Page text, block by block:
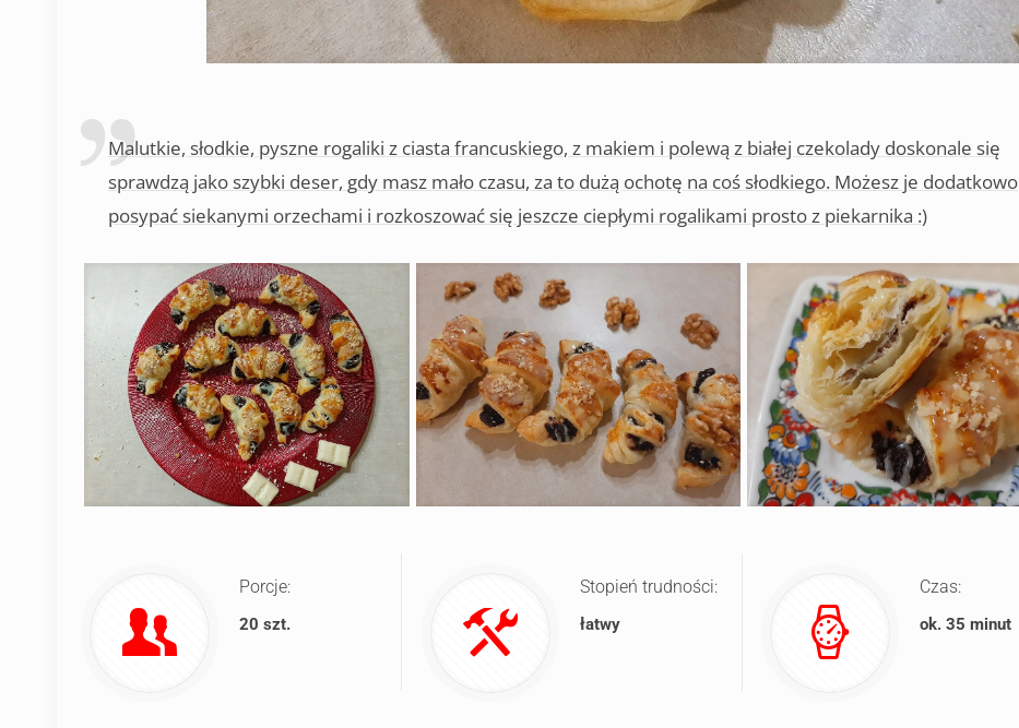
Malutkie, słodkie, pyszne rogaliki z ciasta francuskiego, z makiem i polewą z białej czekolady doskonale się
sprawdzą jako szybki deser, gdy masz mało czasu, za to dużą ochotę na coś słodkiego. Możesz je dodatkowo
posypać siekanymi orzechami i rozkoszować się jeszcze ciepłymi rogalikami prosto z piekarnika :)
Porcje:
20 szt.
Stopień trudności:
łatwy
Czas:
ok. 35 minut